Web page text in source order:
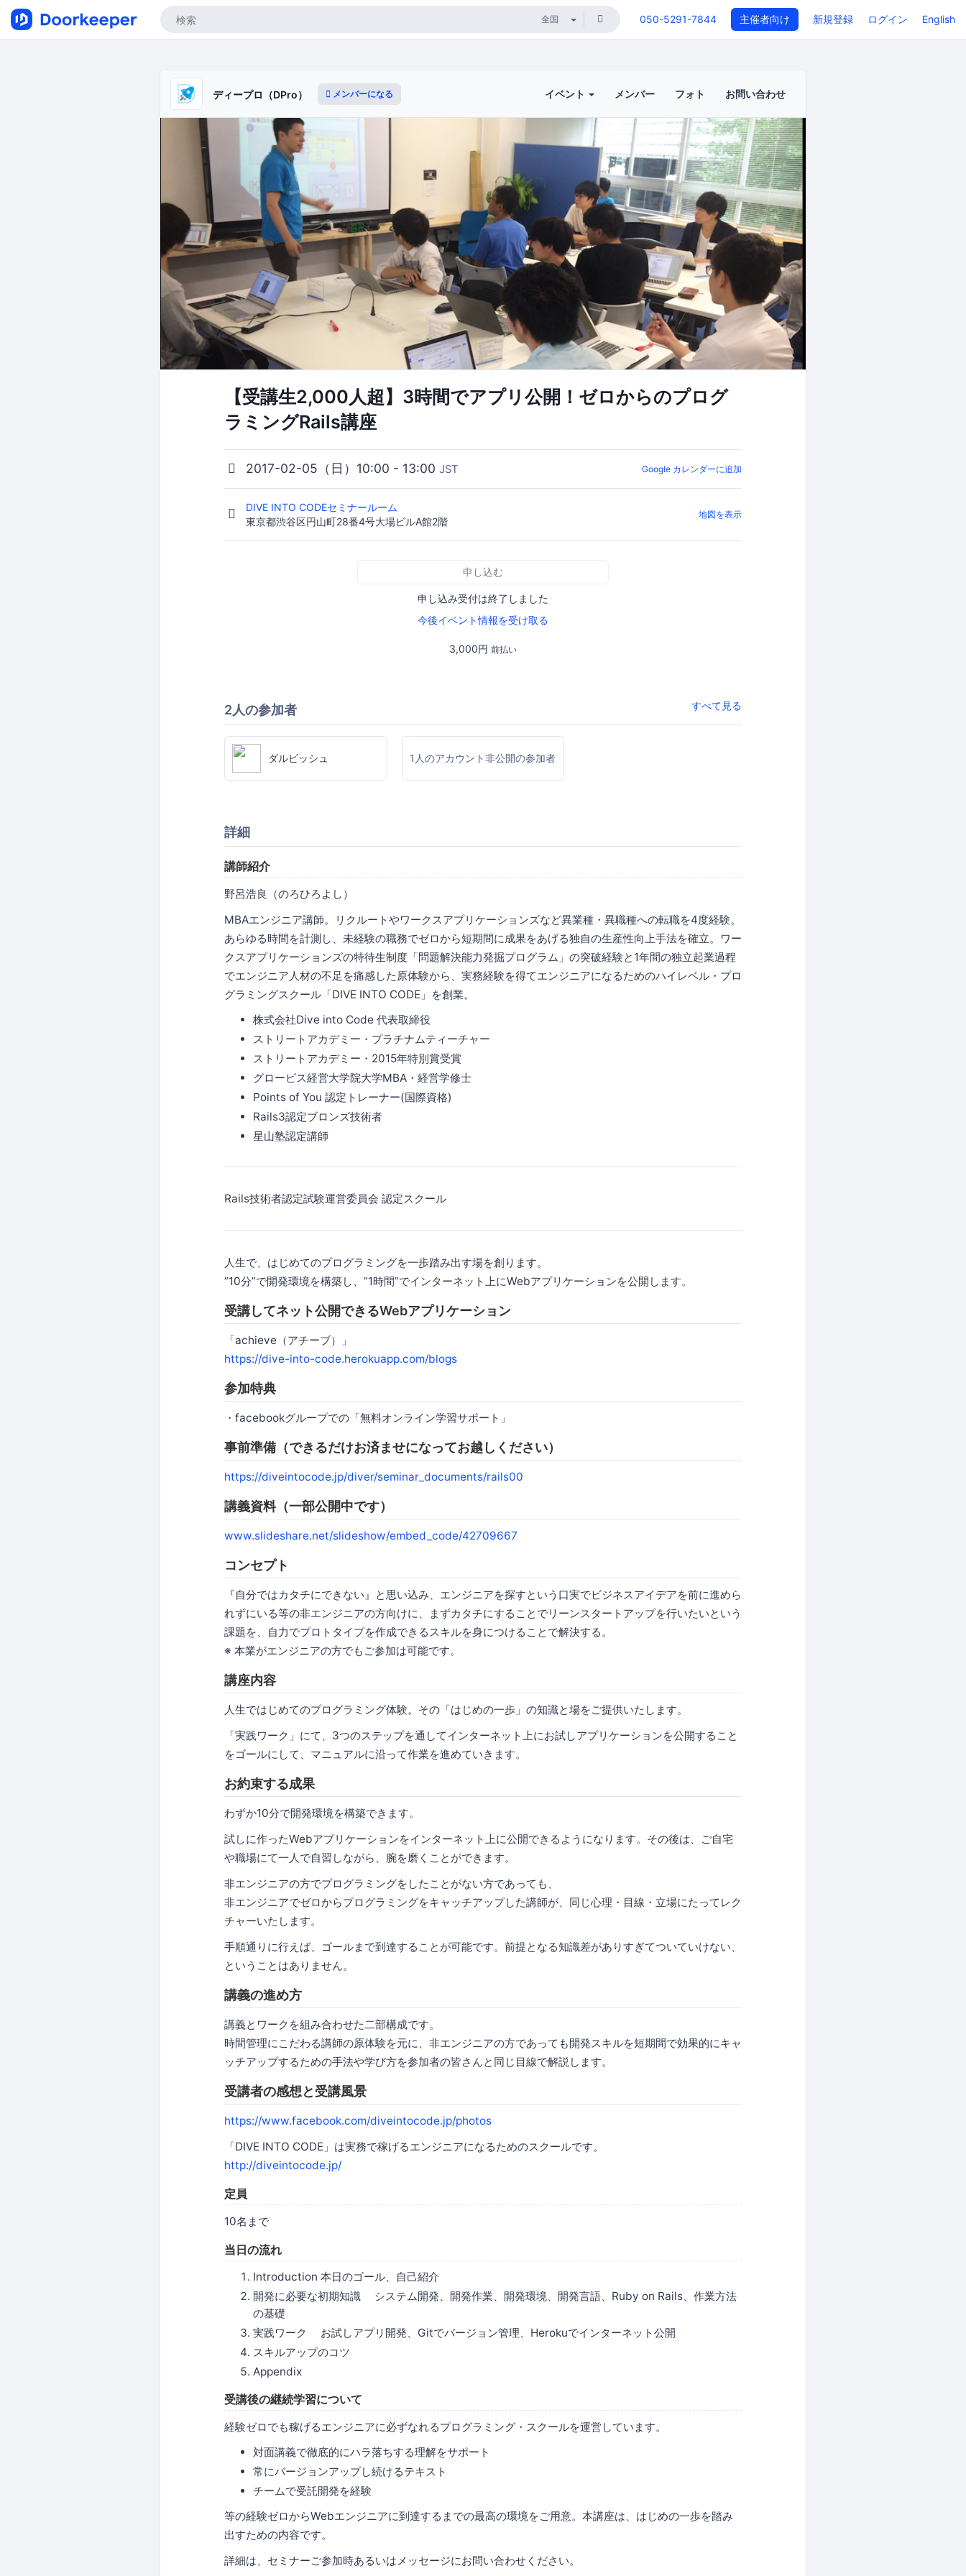
050-5291-7844 主催者向け 新規登録 ログイン English
ディープロ（DPro） メンバーになる イベント メンバー フォト お問い合わせ
【受講生2,000人超】3時間でアプリ公開！ゼロからのプログ
ラミングRails講座
2017-02-05（日）10:00 - 13:00 JST Google カレンダーに追加
DIVE INTO CODEセミナールーム
東京都渋谷区円山町28番4号大場ビルA館2階
地図を表示
申し込む
申し込み受付は終了しました
今後イベント情報を受け取る
3,000円 前払い
2人の参加者 すべて見る
ダルビッシュ 1人のアカウント非公開の参加者
詳細
講師紹介
野呂浩良（のろひろよし）
MBAエンジニア講師。リクルートやワークスアプリケーションズなど異業種・異職種への転職を4度経験。
あらゆる時間を計測し、未経験の職務でゼロから短期間に成果をあげる独自の生産性向上手法を確立。ワー
クスアプリケーションズの特待生制度「問題解決能力発掘プログラム」の突破経験と1年間の独立起業過程
でエンジニア人材の不足を痛感した原体験から、実務経験を得てエンジニアになるためのハイレベル・プロ
グラミングスクール「DIVE INTO CODE」を創業。
株式会社Dive into Code 代表取締役
ストリートアカデミー・プラチナムティーチャー
ストリートアカデミー・2015年特別賞受賞
グロービス経営大学院大学MBA・経営学修士
Points of You 認定トレーナー(国際資格)
Rails3認定ブロンズ技術者
星山塾認定講師
Rails技術者認定試験運営委員会 認定スクール
人生で、はじめてのプログラミングを一歩踏み出す場を創ります。
”10分”で開発環境を構築し、”1時間”でインターネット上にWebアプリケーションを公開します。
受講してネット公開できるWebアプリケーション
「achieve（アチーブ）」
https://dive-into-code.herokuapp.com/blogs
参加特典
・facebookグループでの「無料オンライン学習サポート」
事前準備（できるだけお済ませになってお越しください）
https://diveintocode.jp/diver/seminar_documents/rails00
講義資料（一部公開中です）
www.slideshare.net/slideshow/embed_code/42709667
コンセプト
『自分ではカタチにできない』と思い込み、エンジニアを探すという口実でビジネスアイデアを前に進めら
れずにいる等の非エンジニアの方向けに、まずカタチにすることでリーンスタートアップを行いたいという
課題を、自力でプロトタイプを作成できるスキルを身につけることで解決する。
※ 本業がエンジニアの方でもご参加は可能です。
講座内容
人生ではじめてのプログラミング体験。その「はじめの一歩」の知識と場をご提供いたします。
「実践ワーク」にて、3つのステップを通してインターネット上にお試しアプリケーションを公開すること
をゴールにして、マニュアルに沿って作業を進めていきます。
お約束する成果
わずか10分で開発環境を構築できます。
試しに作ったWebアプリケーションをインターネット上に公開できるようになります。その後は、ご自宅
や職場にて一人で自習しながら、腕を磨くことができます。
非エンジニアの方でプログラミングをしたことがない方であっても、
非エンジニアでゼロからプログラミングをキャッチアップした講師が、同じ心理・目線・立場にたってレク
チャーいたします。
手順通りに行えば、ゴールまで到達することが可能です。前提となる知識差がありすぎてついていけない、
ということはありません。
講義の進め方
講義とワークを組み合わせた二部構成です。
時間管理にこだわる講師の原体験を元に、非エンジニアの方であっても開発スキルを短期間で効果的にキャ
ッチアップするための手法や学び方を参加者の皆さんと同じ目線で解説します。
受講者の感想と受講風景
https://www.facebook.com/diveintocode.jp/photos
「DIVE INTO CODE」は実務で稼げるエンジニアになるためのスクールです。
http://diveintocode.jp/
定員
10名まで
当日の流れ
Introduction 本日のゴール、自己紹介
開発に必要な初期知識 システム開発、開発作業、開発環境、開発言語、Ruby on Rails、作業方法
の基礎
実践ワーク お試しアプリ開発、Gitでバージョン管理、Herokuでインターネット公開
スキルアップのコツ
Appendix
受講後の継続学習について
経験ゼロでも稼げるエンジニアに必ずなれるプログラミング・スクールを運営しています。
対面講義で徹底的にハラ落ちする理解をサポート
常にバージョンアップし続けるテキスト
チームで受託開発を経験
等の経験ゼロからWebエンジニアに到達するまでの最高の環境をご用意。本講座は、はじめの一歩を踏み
出すための内容です。
詳細は、セミナーご参加時あるいはメッセージにお問い合わせください。